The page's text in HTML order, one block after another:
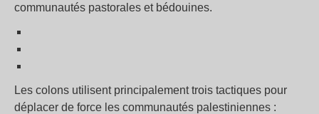
communautés pastorales et bédouines.
Les colons utilisent principalement trois tactiques pour
déplacer de force les communautés palestiniennes :